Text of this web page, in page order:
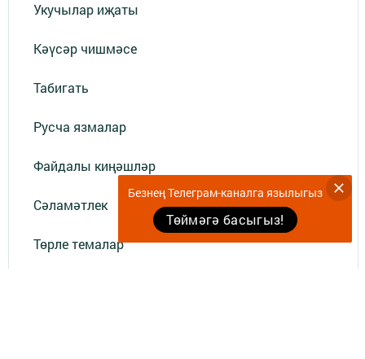
Укучылар иҗаты
Кәүсәр чишмәсе
Табигать
Русча язмалар
Файдалы киңәшләр
Сәламәтлек
Төрле темалар
Безнең Телеграм-каналга язылыгыз
Төймәгә басыгыз!